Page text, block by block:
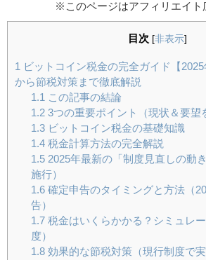
※このページはアフィリエイト
目次 [非表示]
1
ビットコイン税金の完全ガイド【
から節税対策まで徹底解説
1.1
この記事の結論
1.23つの重要ポイント（現状＆要望
1.3ビットコイン税金の基礎知識
1.4税金計算方法の完全解説
1.52025年最新の「制度見直しの動
施行）
1.6確定申告のタイミングと方法（
告）
1.7税金はいくらかかる？シミュレ
度）
1.8効果的な節税対策（現行制度で実